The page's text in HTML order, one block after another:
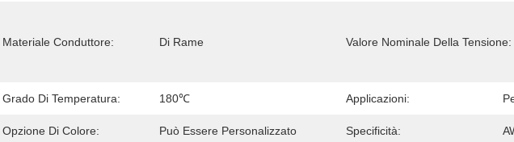
Materiale Conduttore: Di Rame Valore Nominale Della Tensione:
Grado Di Temperatura: 180℃ Applicazioni:
Opzione Di Colore: Può Essere Personalizzato Specificità: